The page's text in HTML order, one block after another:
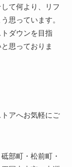
て何より、リフ
思っています。
ダウンを目指
思っておりま
アへお気軽にご
部町・松前町・